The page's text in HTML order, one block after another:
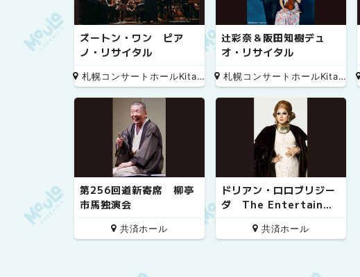
ズートン・ワン ピア
ノ・リサイタル
札幌コンサートホールKitara 小ホール
辻彩奈＆阪田知樹デュ
オ・リサイタル
札幌コンサートホールKitara 小ホール
第256回道新寄席 柳亭
市馬独演会
共済ホール
ドリアン・ロロブリジー
ダ The Entertainme
nt!! 20th Anniversar
y Special共済ホール